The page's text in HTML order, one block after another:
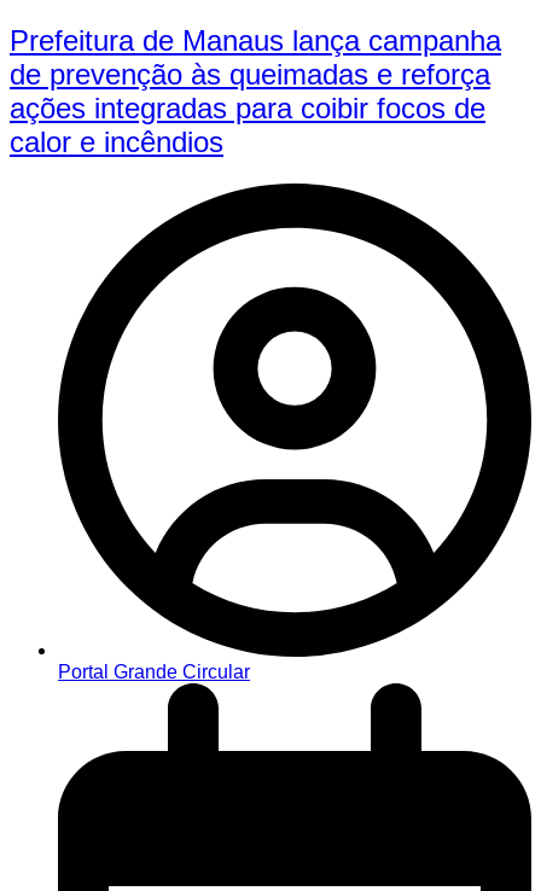
Prefeitura de Manaus lança campanha
de prevenção às queimadas e reforça
ações integradas para coibir focos de
calor e incêndios
Portal Grande Circular